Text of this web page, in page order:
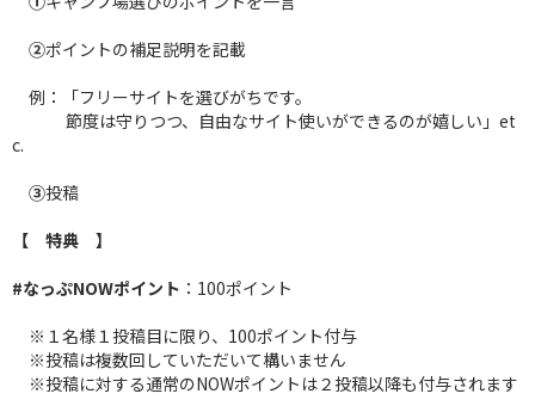
②ポイントの補足説明を記載
例：「フリーサイトを選びがちです。
節度は守りつつ、自由なサイト使いができるのが嬉しい」et
c.
③投稿
【 特典 】
#なっぷNOWポイント ：100ポイント
※１名様１投稿目に限り、100ポイント付与
※投稿は複数回していただいて構いません
※投稿に対する通常のNOWポイントは２投稿以降も付与されます